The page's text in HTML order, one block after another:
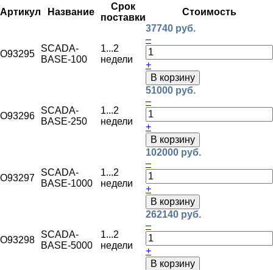
Артикул Название
Срок
поставки
Стоимость
O93295
SCADA-
BASE-100
1...2
недели
37740 руб.
–
+
В корзину
O93296
SCADA-
BASE-250
1...2
недели
51000 руб.
–
+
В корзину
O93297
SCADA-
BASE-1000
1...2
недели
102000 руб.
–
+
В корзину
O93298
SCADA-
BASE-5000
1...2
недели
262140 руб.
–
+
В корзину